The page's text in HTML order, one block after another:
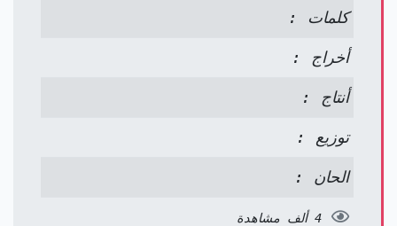
كلمات :
أخراج :
أنتاج :
توزيع :
الحان :
4 ألف مشاهدة